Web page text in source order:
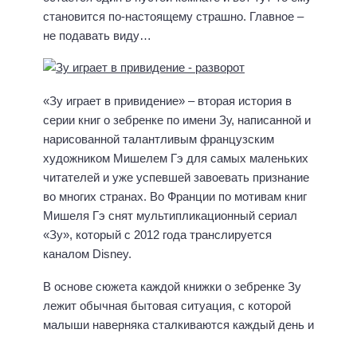
становится по-настоящему страшно. Главное –
не подавать виду…
«Зу играет в привидение» – вторая история в
серии книг о зебренке по имени Зу, написанной и
нарисованной талантливым французским
художником Мишелем Гэ для самых маленьких
читателей и уже успевшей завоевать признание
во многих странах. Во Франции по мотивам книг
Мишеля Гэ снят мультипликационный сериал
«Зу», который с 2012 года транслируется
каналом Disney.
В основе сюжета каждой книжки о зебренке Зу
лежит обычная бытовая ситуация, с которой
малыши наверняка сталкиваются каждый день и